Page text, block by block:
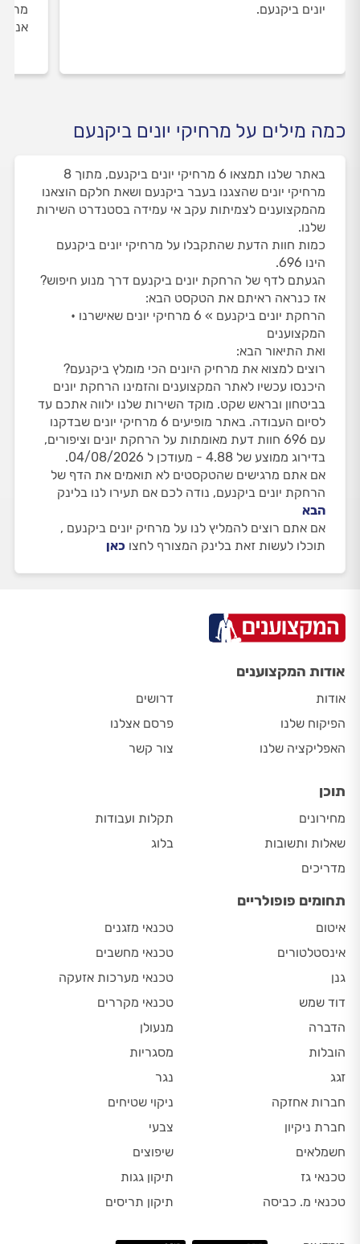
יונים ביקנעם.
אנו
כמה מילים על מרחיקי יונים ביקנעם
באתר שלנו תמצאו 6 מרחיקי יונים ביקנעם, מתוך 8
מרחיקי יונים שהצגנו בעבר ביקנעם ושאת חלקם הוצאנו
מהמקצוענים לצמיתות עקב אי עמידה בסטנדרט השירות
שלנו.
כמות חוות הדעת שהתקבלו על מרחיקי יונים ביקנעם
הינו 696.
הגעתם לדף של הרחקת יונים ביקנעם דרך מנוע חיפוש?
אז כנראה ראיתם את הטקסט הבא:
הרחקת יונים ביקנעם » 6 מרחיקי יונים שאישרנו •
המקצוענים
ואת התיאור הבא:
רוצים למצוא את מרחיק היונים הכי מומלץ ביקנעם?
היכנסו עכשיו לאתר המקצוענים והזמינו הרחקת יונים
בביטחון ובראש שקט. מוקד השירות שלנו ילווה אתכם עד
לסיום העבודה. באתר מופיעים 6 מרחיקי יונים שבדקנו
עם 696 חוות דעת מאומתות על הרחקת יונים וציפורים,
בדירוג ממוצע של 4.88 - מעודכן ל 04/08/2026.
אם אתם מרגישים שהטקסטים לא תואמים את הדף של
הרחקת יונים ביקנעם, נודה לכם אם תעירו לנו בלינק
הבא
אם אתם רוצים להמליץ לנו על מרחיק יונים ביקנעם ,
תוכלו לעשות זאת בלינק המצורף לחצו כאן
אודות המקצוענים
אודות
הפיקוח שלנו
האפליקציה שלנו
דרושים
פרסם אצלנו
צור קשר
תוכן
מחירונים
שאלות ותשובות
מדריכים
תקלות ועבודות
בלוג
תחומים פופולריים
איטום
אינסטלטורים
גנן
דוד שמש
הדברה
הובלות
זגג
חברות אחזקה
חברת ניקיון
חשמלאים
טכנאי גז
טכנאי מ. כביסה
טכנאי מזגנים
טכנאי מחשבים
טכנאי מערכות אזעקה
טכנאי מקררים
מנעולן
מסגריות
נגר
ניקוי שטיחים
צבעי
שיפוצים
תיקון גגות
תיקון תריסים